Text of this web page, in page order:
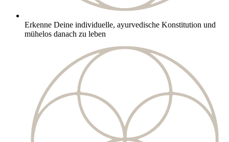
Erkenne Deine individuelle, ayurvedische Konstitution und
mühelos danach zu leben